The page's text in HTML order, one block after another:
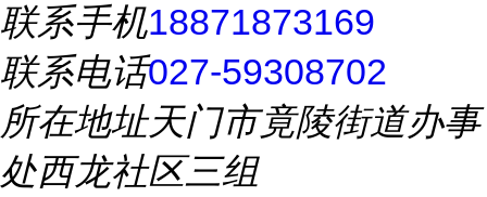
联系手机18871873169
联系电话027-59308702
所在地址天门市竟陵街道办事
处西龙社区三组